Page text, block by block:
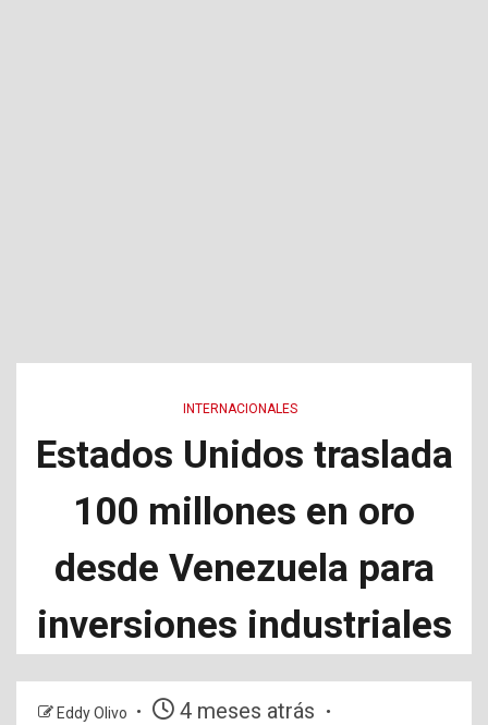
INTERNACIONALES
Estados Unidos traslada
100 millones en oro
desde Venezuela para
inversiones industriales
Eddy Olivo 4 meses atrás